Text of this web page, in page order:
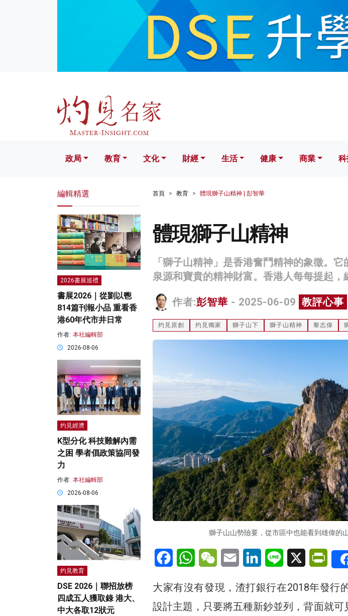
文化 財經 生活 健康
政局 教育 文化 財經 生活 健康 商業
首頁 教育 體現獅子山精神 | 彭智華
體現獅子山精神
「獅子山精神」是香港奮鬥精神的象徵。
泉源和寶貴的精神財富。香港人每每提起，
作者:彭智華 - 2025-06-09 教評心事
灼見原創 灼見獨家 獅子山下 獅子山精神 黎志偉
獅子山山勢險要，從市區中也能看到雄偉的
FacebookWhatsAppWeChatEmail LinkedInLine X
大家有沒有發現，渣打銀行在2018年發行
設計主題，只要將五種新鈔並列，背面就
編輯精選
2026書展巡禮
書展2026｜從劉以鬯
814篇刊報小品 重看香
港60年代市井日常
作者: 本社編輯部
2026-08-06
灼見經濟
K型分化 科技難解內需
之困 學者倡政策協同發
力
作者: 本社編輯部
2026-08-06
灼見教育
DSE 2026｜聯招放榜
四成五人獲取錄 港大、
中大各取12狀元